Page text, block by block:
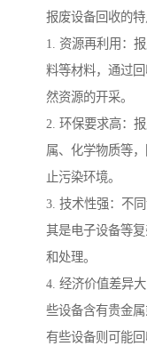
报废设备回收的特
1. 资源再利用：
料等材料，通过
然资源的开采。
2. 环保要求高：
属、化学物质等
止污染环境。
3. 技术性强：不
其是电子设备等
和处理。
4. 经济价值差异
些设备含有贵金
有些设备则可能回